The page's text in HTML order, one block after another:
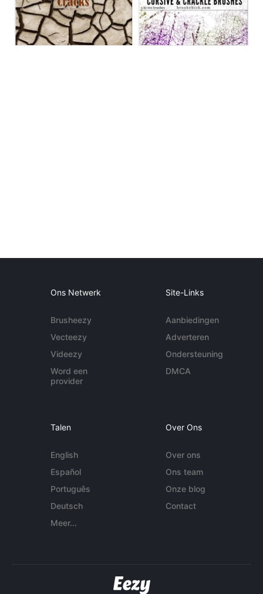
Ons Netwerk
Brusheezy
Vecteezy
Videezy
Word een
provider
Site-Links
Aanbiedingen
Adverteren
Ondersteuning
DMCA
Talen
English
Español
Português
Deutsch
Meer...
Over Ons
Over ons
Ons team
Onze blog
Contact